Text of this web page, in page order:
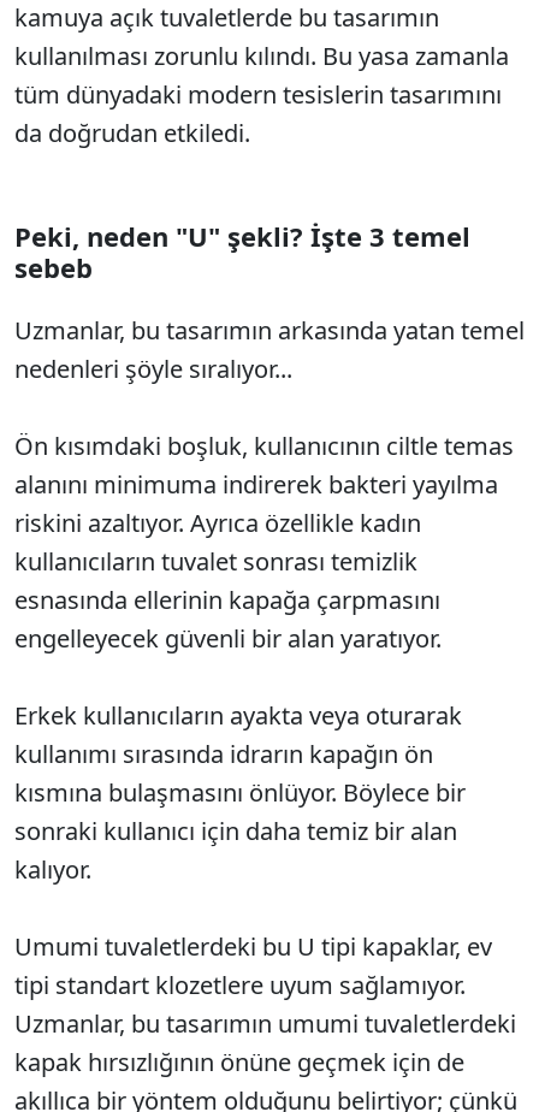
kamuya açık tuvaletlerde bu tasarımın
kullanılması zorunlu kılındı. Bu yasa zamanla
tüm dünyadaki modern tesislerin tasarımını
da doğrudan etkiledi.
Peki, neden "U" şekli? İşte 3 temel
sebeb
Uzmanlar, bu tasarımın arkasında yatan temel
nedenleri şöyle sıralıyor...
Ön kısımdaki boşluk, kullanıcının ciltle temas
alanını minimuma indirerek bakteri yayılma
riskini azaltıyor. Ayrıca özellikle kadın
kullanıcıların tuvalet sonrası temizlik
esnasında ellerinin kapağa çarpmasını
engelleyecek güvenli bir alan yaratıyor.
Erkek kullanıcıların ayakta veya oturarak
kullanımı sırasında idrarın kapağın ön
kısmına bulaşmasını önlüyor. Böylece bir
sonraki kullanıcı için daha temiz bir alan
kalıyor.
Umumi tuvaletlerdeki bu U tipi kapaklar, ev
tipi standart klozetlere uyum sağlamıyor.
Uzmanlar, bu tasarımın umumi tuvaletlerdeki
kapak hırsızlığının önüne geçmek için de
akıllıca bir yöntem olduğunu belirtiyor; çünkü